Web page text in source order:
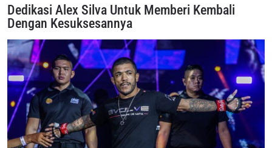
Dedikasi Alex Silva Untuk Memberi Kembali
Dengan Kesuksesannya